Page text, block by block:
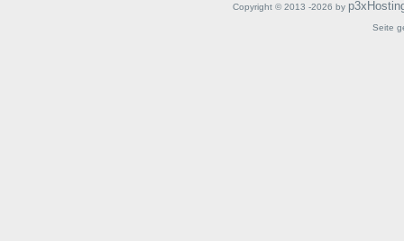
Copyright © 2013 -2026 by
Seite